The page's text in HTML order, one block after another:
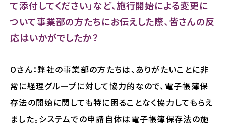
て添付してください」など、施行開始による変更に
ついて事業部の方たちにお伝えした際、皆さんの反
応はいかがでしたか？
Oさん：弊社の事業部の方たちは、ありがたいことに非
常に経理グループに対して協力的なので、電子帳簿保
存法の開始に関しても特に困ることなく協力してもらえ
ました。システムでの申請自体は電子帳簿保存法の施